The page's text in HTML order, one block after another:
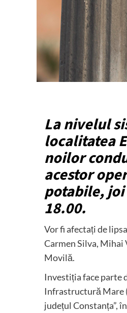
La nivelul
localitatea
noilor
acestor
potabile, joi
18.00.
Vor fi afectați de
Carmen Silva,
Movilă.
Investiția face parte
Infrastructură Mare
județul Constanța”,